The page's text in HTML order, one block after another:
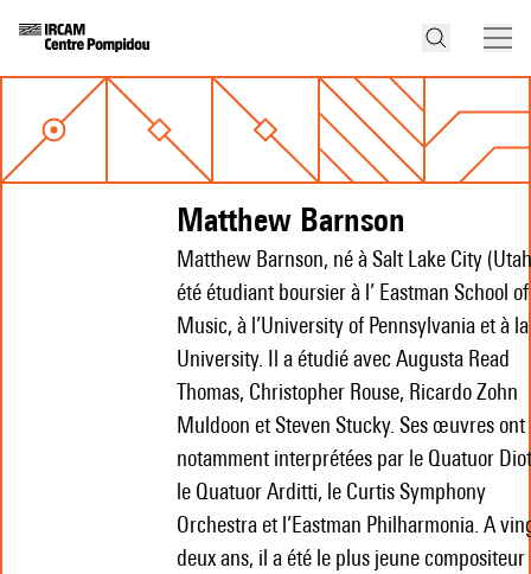
Matthew Barnson
Matthew Barnson, né à Salt Lake City
été étudiant boursier à l’ Eastman School of
Music, à l’University of Pennsylvania et à la
University. Il a étudié avec Augusta Read
Thomas, Christopher Rouse, Ricardo Zohn
Muldoon et Steven Stucky. Ses œuvres ont
notamment interprétées par le Quatuor
le Quatuor Arditti, le Curtis Symphony
Orchestra et l’Eastman Philharmonia. A
deux ans, il a été le plus jeune compositeur